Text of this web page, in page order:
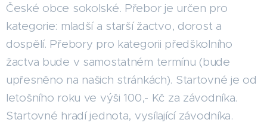
České obce sokolské. Přebor je určen pro
kategorie: mladší a starší žactvo, dorost a
dospělí. Přebory pro kategorii předškolního
žactva bude v samostatném termínu (bude
upřesněno na našich stránkách). Startovné je od
letošního roku ve výši 100,- Kč za závodníka.
Startovné hradí jednota, vysílající závodníka.